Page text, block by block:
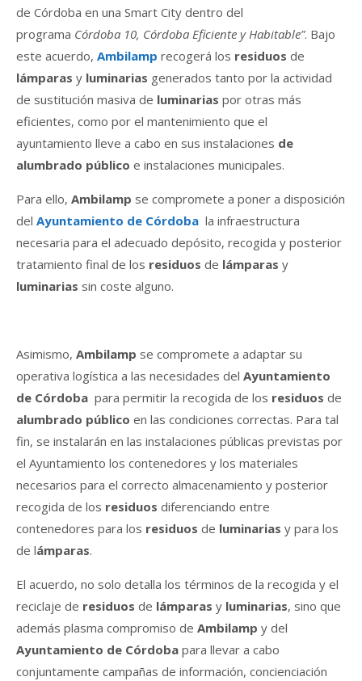
de Córdoba en una Smart City dentro del
programa Córdoba 10, Córdoba Eficiente y Habitable”. Bajo
este acuerdo, Ambilamp recogerá los residuos de
lámparas y luminarias generados tanto por la actividad
de sustitución masiva de luminarias por otras más
eficientes, como por el mantenimiento que el
ayuntamiento lleve a cabo en sus instalaciones de
alumbrado público e instalaciones municipales.
Para ello, Ambilamp se compromete a poner a disposición
del Ayuntamiento de Córdoba la infraestructura
necesaria para el adecuado depósito, recogida y posterior
tratamiento final de los residuos de lámparas y
luminarias sin coste alguno.
Asimismo, Ambilamp se compromete a adaptar su
operativa logística a las necesidades del Ayuntamiento
de Córdoba para permitir la recogida de los residuos de
alumbrado público en las condiciones correctas. Para tal
fin, se instalarán en las instalaciones públicas previstas por
el Ayuntamiento los contenedores y los materiales
necesarios para el correcto almacenamiento y posterior
recogida de los residuos diferenciando entre
contenedores para los residuos de luminarias y para los
de lámparas.
El acuerdo, no solo detalla los términos de la recogida y el
reciclaje de residuos de lámparas y luminarias, sino que
además plasma compromiso de Ambilamp y del
Ayuntamiento de Córdoba para llevar a cabo
conjuntamente campañas de información, concienciación